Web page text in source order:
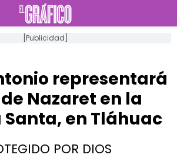
[Publicidad]
representará
Nazaret en la
Santa, en Tláhuac
POR DIOS